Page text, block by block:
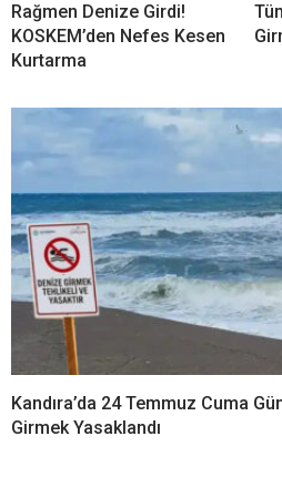
Rağmen Denize Girdi!
KOSKEM’den Nefes Kesen
Kurtarma
Kandıra’da 24 Temmuz Cuma
Girmek Yasaklandı